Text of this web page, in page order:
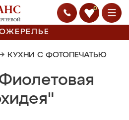
0
КУХНИ С ФОТОПЕЧАТЬЮ